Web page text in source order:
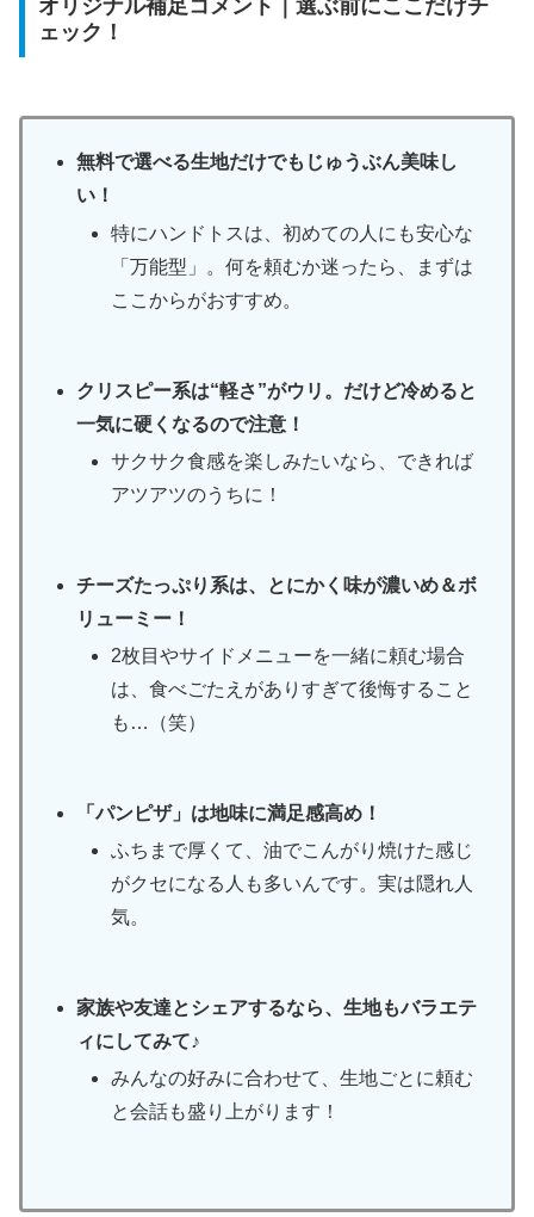
オリジナル補足コメント｜選ぶ前にここだけチ
ェック！
無料で選べる生地だけでもじゅうぶん美味し
い！
特にハンドトスは、初めての人にも安心な
「万能型」。何を頼むか迷ったら、まずは
ここからがおすすめ。
クリスピー系は“軽さ”がウリ。だけど冷めると
一気に硬くなるので注意！
サクサク食感を楽しみたいなら、できれば
アツアツのうちに！
チーズたっぷり系は、とにかく味が濃いめ＆ボ
リューミー！
2枚目やサイドメニューを一緒に頼む場合
は、食べごたえがありすぎて後悔すること
も…（笑）
「パンピザ」は地味に満足感高め！
ふちまで厚くて、油でこんがり焼けた感じ
がクセになる人も多いんです。実は隠れ人
気。
家族や友達とシェアするなら、生地もバラエテ
ィにしてみて♪
みんなの好みに合わせて、生地ごとに頼む
と会話も盛り上がります！